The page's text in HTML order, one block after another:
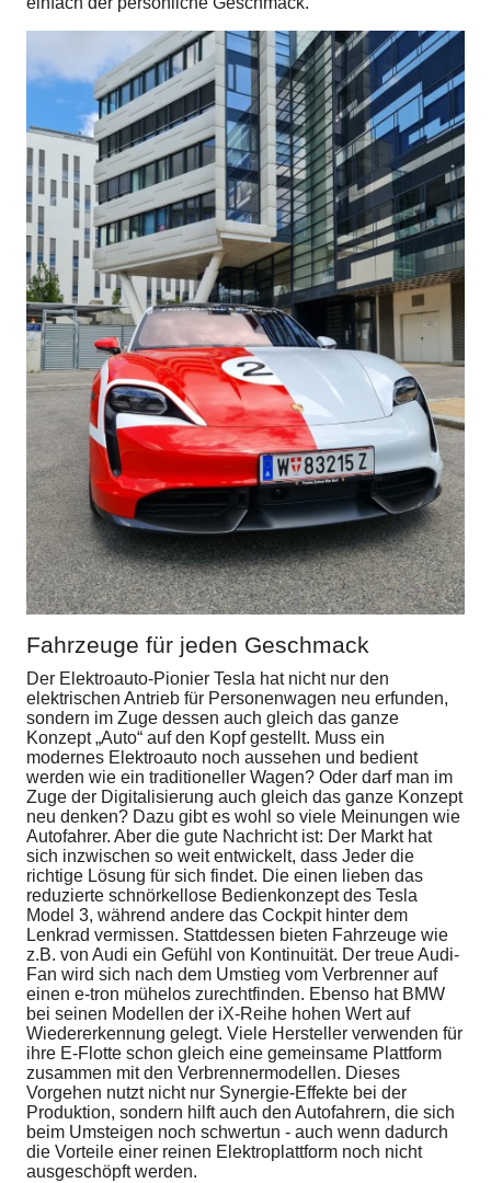
Fahrzeuge für jeden Geschmack
Der Elektroauto-Pionier Tesla hat nicht nur den
elektrischen Antrieb für Personenwagen neu erfunden,
sondern im Zuge dessen auch gleich das ganze
Konzept „Auto“ auf den Kopf gestellt. Muss ein
modernes Elektroauto noch aussehen und bedient
werden wie ein traditioneller Wagen? Oder darf man im
Zuge der Digitalisierung auch gleich das ganze Konzept
neu denken? Dazu gibt es wohl so viele Meinungen wie
Autofahrer. Aber die gute Nachricht ist: Der Markt hat
sich inzwischen so weit entwickelt, dass Jeder die
richtige Lösung für sich findet. Die einen lieben das
reduzierte schnörkellose Bedienkonzept des Tesla
Model 3, während andere das Cockpit hinter dem
Lenkrad vermissen. Stattdessen bieten Fahrzeuge wie
z.B. von Audi ein Gefühl von Kontinuität. Der treue Audi-
Fan wird sich nach dem Umstieg vom Verbrenner auf
einen e-tron mühelos zurechtfinden. Ebenso hat BMW
bei seinen Modellen der iX-Reihe hohen Wert auf
Wiedererkennung gelegt. Viele Hersteller verwenden für
ihre E-Flotte schon gleich eine gemeinsame Plattform
zusammen mit den Verbrennermodellen. Dieses
Vorgehen nutzt nicht nur Synergie-Effekte bei der
Produktion, sondern hilft auch den Autofahrern, die sich
beim Umsteigen noch schwertun - auch wenn dadurch
die Vorteile einer reinen Elektroplattform noch nicht
ausgeschöpft werden.